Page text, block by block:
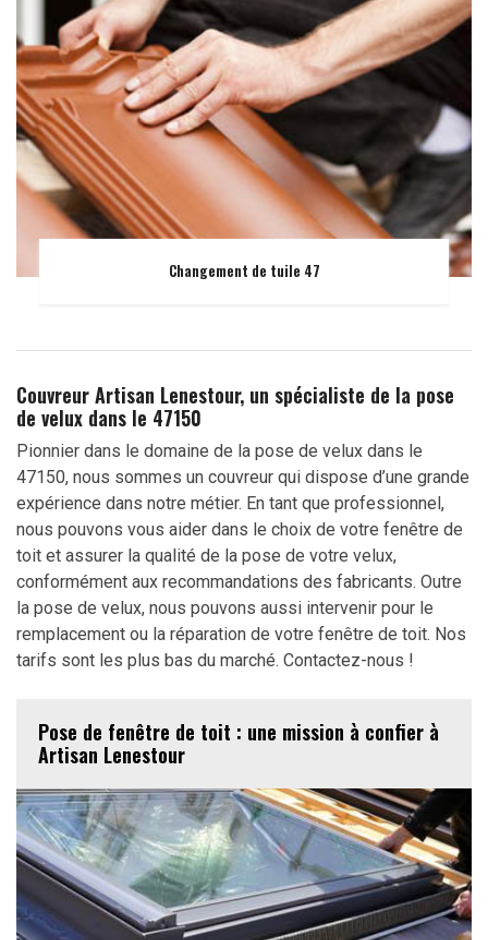
Changement de tuile 47
Couvreur Artisan Lenestour, un spécialiste de la pose
de velux dans le 47150
Pionnier dans le domaine de la pose de velux dans le
47150, nous sommes un couvreur qui dispose d’une grande
expérience dans notre métier. En tant que professionnel,
nous pouvons vous aider dans le choix de votre fenêtre de
toit et assurer la qualité de la pose de votre velux,
conformément aux recommandations des fabricants. Outre
la pose de velux, nous pouvons aussi intervenir pour le
remplacement ou la réparation de votre fenêtre de toit. Nos
tarifs sont les plus bas du marché. Contactez-nous !
Pose de fenêtre de toit : une mission à confier à
Artisan Lenestour